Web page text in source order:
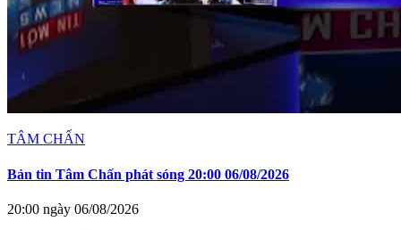
TÂM CHẤN
Bản tin Tâm Chấn phát sóng 20:00 06/08/2026
20:00 ngày 06/08/2026